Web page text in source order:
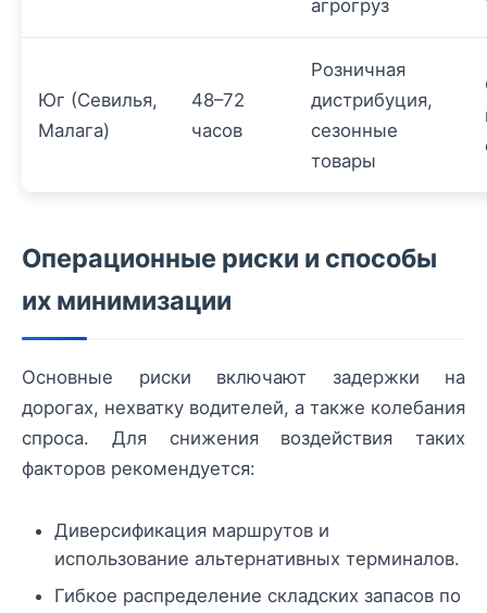
агрогруз
Юг (Севилья,
Малага)
48–72
часов
Розничная
дистрибуция,
сезонные
товары
Операционные риски и способы
их минимизации
Основные риски включают задержки на
дорогах, нехватку водителей, а также колебания
спроса. Для снижения воздействия таких
факторов рекомендуется:
Диверсификация маршрутов и
использование альтернативных терминалов.
Гибкое распределение складских запасов по